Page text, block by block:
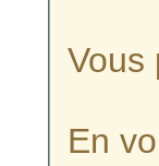
Vous
En